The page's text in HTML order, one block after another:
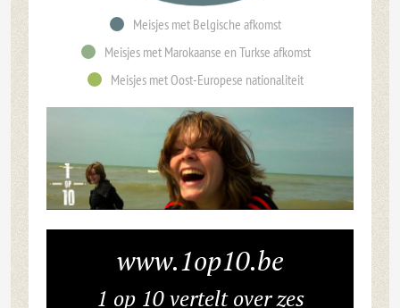
Meisjes met Belgische afkomst
Meisjes met Marokaanse en Turkse afkomst
Meisjes met Oost-Europese nationaliteit
www.1op10.be
1 op 10 vertelt over zes